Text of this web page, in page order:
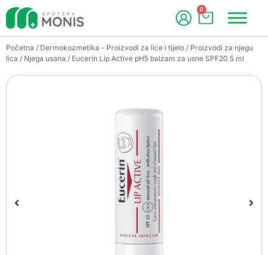
0
Početna / Dermokozmetika - Proizvodi za lice i tijelo / Proizvodi za njegu
lica / Njega usana / Eucerin Lip Active pH5 balzam za usne SPF20 5 ml